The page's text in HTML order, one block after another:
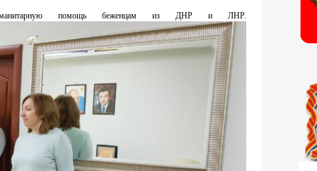
помощь беженцам из ДНР и ЛНР.